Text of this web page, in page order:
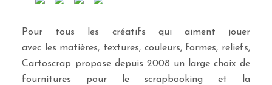
Pour tous les créatifs qui aiment jouer
avec les matières, textures, couleurs, formes, reliefs,
Cartoscrap propose depuis 2008 un large choix de
fournitures pour le scrapbooking et la